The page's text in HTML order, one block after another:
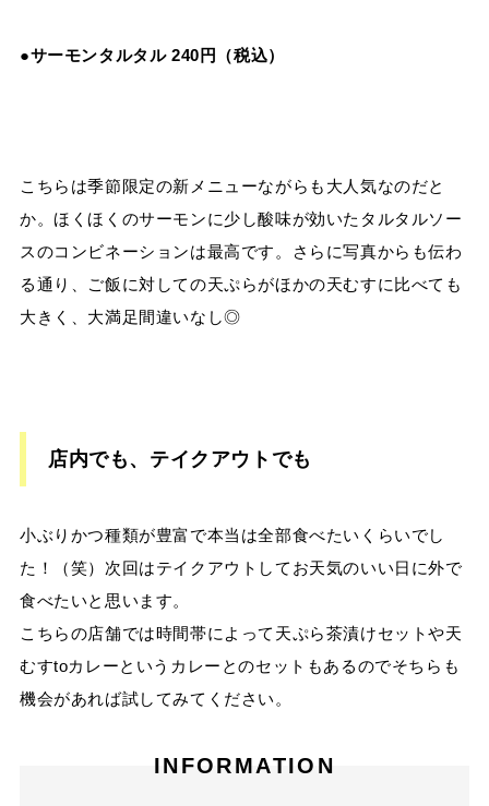
●サーモンタルタル 240円（税込）
こちらは季節限定の新メニューながらも大人気なのだと
か。ほくほくのサーモンに少し酸味が効いたタルタルソー
スのコンビネーションは最高です。さらに写真からも伝わ
る通り、ご飯に対しての天ぷらがほかの天むすに比べても
大きく、大満足間違いなし◎
店内でも、テイクアウトでも
小ぶりかつ種類が豊富で本当は全部食べたいくらいでし
た！（笑）次回はテイクアウトしてお天気のいい日に外で
食べたいと思います。
こちらの店舗では時間帯によって天ぷら茶漬けセットや天
むすtoカレーというカレーとのセットもあるのでそちらも
機会があれば試してみてください。
INFORMATION